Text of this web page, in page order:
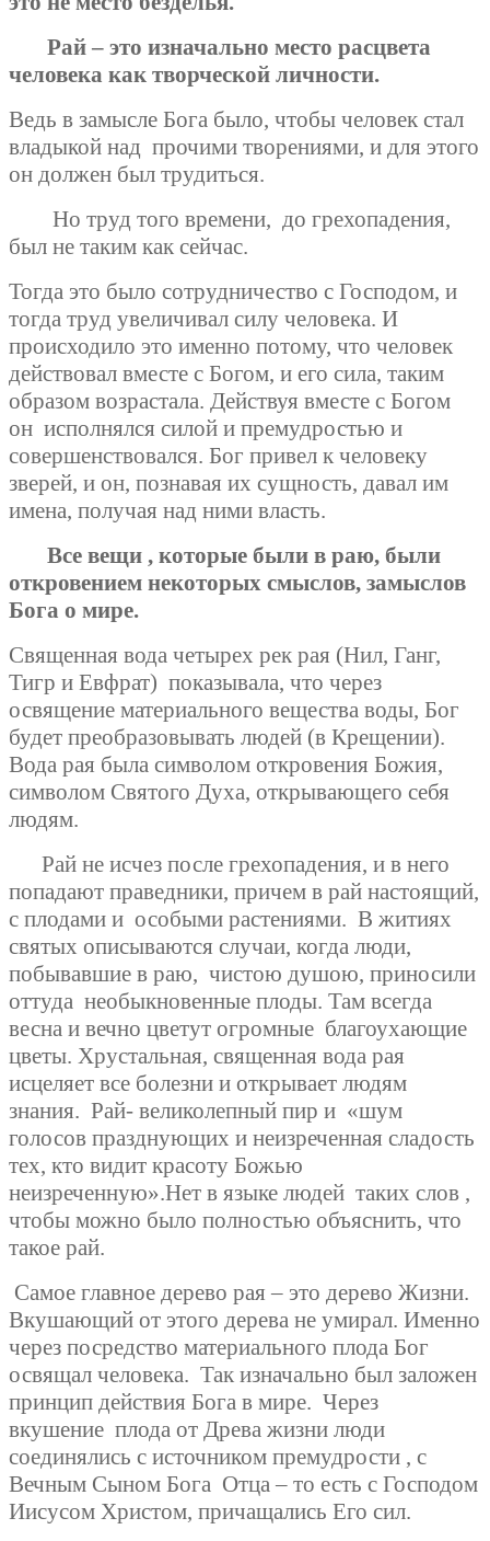
Рай – это изначально место расцвета
человека как творческой личности.
Ведь в замысле Бога было, чтобы человек стал
владыкой над прочими творениями, и для этого
он должен был трудиться.
Но труд того времени, до грехопадения,
был не таким как сейчас.
Тогда это было сотрудничество с Господом, и
тогда труд увеличивал силу человека. И
происходило это именно потому, что человек
действовал вместе с Богом, и его сила, таким
образом возрастала. Действуя вместе с Богом
он исполнялся силой и премудростью и
совершенствовался. Бог привел к человеку
зверей, и он, познавая их сущность, давал им
имена, получая над ними власть.
Все вещи , которые были в раю, были
откровением некоторых смыслов, замыслов
Бога о мире.
Священная вода четырех рек рая (Нил, Ганг,
Тигр и Евфрат) показывала, что через
освящение материального вещества воды, Бог
будет преобразовывать людей (в Крещении).
Вода рая была символом откровения Божия,
символом Святого Духа, открывающего себя
людям.
Рай не исчез после грехопадения, и в него
попадают праведники, причем в рай настоящий,
с плодами и особыми растениями. В житиях
святых описываются случаи, когда люди,
побывавшие в раю, чистою душою, приносили
оттуда необыкновенные плоды. Там всегда
весна и вечно цветут огромные благоухающие
цветы. Хрустальная, священная вода рая
исцеляет все болезни и открывает людям
знания. Рай- великолепный пир и «шум
голосов празднующих и неизреченная сладость
тех, кто видит красоту Божью
неизреченную».Нет в языке людей таких слов ,
чтобы можно было полностью объяснить, что
такое рай.
Самое главное дерево рая – это дерево Жизни.
Вкушающий от этого дерева не умирал. Именно
через посредство материального плода Бог
освящал человека. Так изначально был заложен
принцип действия Бога в мире. Через
вкушение плода от Древа жизни люди
соединялись с источником премудрости , с
Вечным Сыном Бога Отца – то есть с Господом
Иисусом Христом, причащались Его сил.